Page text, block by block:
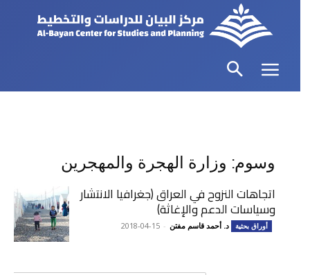
وسوم: وزارة الهجرة والمهجرين
اتجاهات النزوح في العراق (جغرافيا الانتشار
وسياسات الدعم والإغاثة)
أوراق بحثية د. أحمد قاسم مفتن -
2018-04-15